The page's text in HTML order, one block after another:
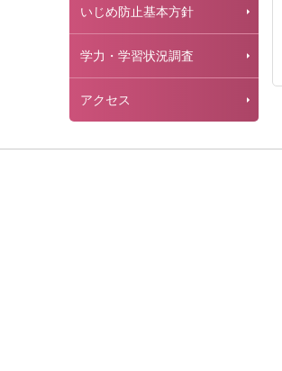
いじめ防止基本方針
学力・学習状況調査
アクセス